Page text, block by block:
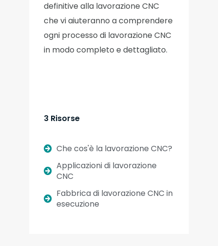
definitive alla lavorazione CNC
che vi aiuteranno a comprendere
ogni processo di lavorazione CNC
in modo completo e dettagliato.
3 Risorse
Che cos'è la lavorazione CNC?
Applicazioni di lavorazione
CNC
Fabbrica di lavorazione CNC in
esecuzione